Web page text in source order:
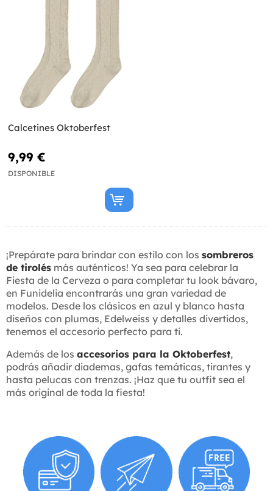
Calcetines Oktoberfest
9,99 €
DISPONIBLE
¡Prepárate para brindar con estilo con los sombreros
de tirolés más auténticos! Ya sea para celebrar la
Fiesta de la Cerveza o para completar tu look bávaro,
en Funidelia encontrarás una gran variedad de
modelos. Desde los clásicos en azul y blanco hasta
diseños con plumas, Edelweiss y detalles divertidos,
tenemos el accesorio perfecto para ti.
Además de los accesorios para la Oktoberfest,
podrás añadir diademas, gafas temáticas, tirantes y
hasta pelucas con trenzas. ¡Haz que tu outfit sea el
más original de toda la fiesta!